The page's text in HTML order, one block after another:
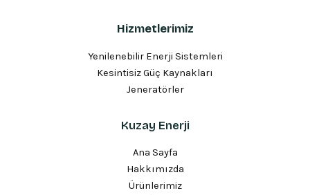
Hizmetlerimiz
Yenilenebilir Enerji Sistemleri
Kesintisiz Güç Kaynakları
Jeneratörler
Kuzay Enerji
Ana Sayfa
Hakkımızda
Ürünlerimiz